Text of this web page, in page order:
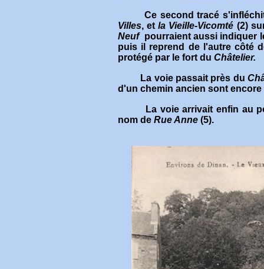
Ce second tracé s'infléchit
Villes, etla Vieille-Vicomté (2)
Neuf pourraient aussi indiquer
puis il reprend de l'autre côté
protégé par le fort du Châtelier.
La voie passait près du
d'un chemin ancien sont
La voie arrivait enfin au
nom de Rue Anne (5).